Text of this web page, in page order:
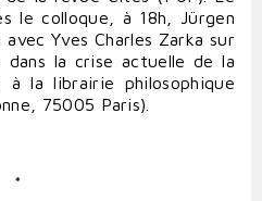
le colloque, à 18h, Jürgen
Yves Charles Zarka sur
dans la crise actuelle de la
à la librairie philosophique
75005 Paris).
*